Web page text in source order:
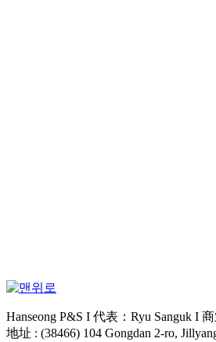
Hanseong P&S I 代表：Ryu Sanguk I
地址 : (38466) 104 Gongdan 2-ro,